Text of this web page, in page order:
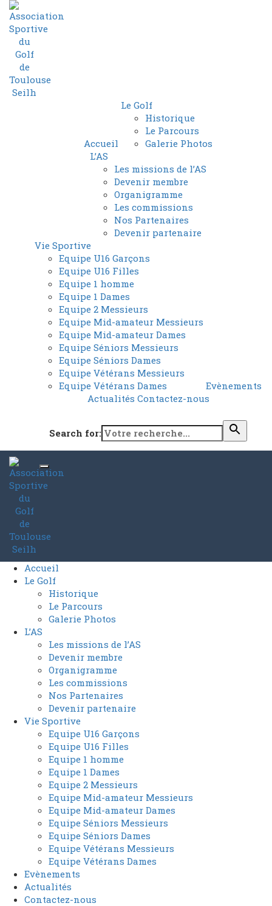
Accueil
Le Golf
Historique
Le Parcours
Galerie Photos
L’AS
Les missions de l’AS
Devenir membre
Organigramme
Les commissions
Nos Partenaires
Devenir partenaire
Vie Sportive
Equipe U16 Garçons
Equipe U16 Filles
Equipe 1 homme
Equipe 1 Dames
Equipe 2 Messieurs
Equipe Mid-amateur Messieurs
Equipe Mid-amateur Dames
Equipe Séniors Messieurs
Equipe Séniors Dames
Equipe Vétérans Messieurs
Equipe Vétérans Dames
Evènements
Actualités Contactez-nous
Search for:
Accueil
Le Golf
Historique
Le Parcours
Galerie Photos
L’AS
Les missions de l’AS
Devenir membre
Organigramme
Les commissions
Nos Partenaires
Devenir partenaire
Vie Sportive
Equipe U16 Garçons
Equipe U16 Filles
Equipe 1 homme
Equipe 1 Dames
Equipe 2 Messieurs
Equipe Mid-amateur Messieurs
Equipe Mid-amateur Dames
Equipe Séniors Messieurs
Equipe Séniors Dames
Equipe Vétérans Messieurs
Equipe Vétérans Dames
Evènements
Actualités
Contactez-nous